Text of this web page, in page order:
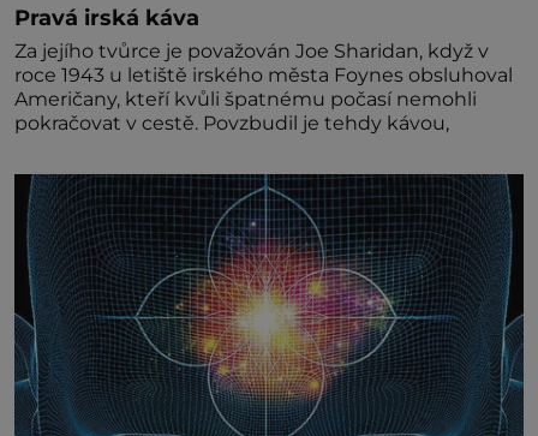
Pravá irská káva
Za jejího tvůrce je považován Joe Sharidan, když v
roce 1943 u letiště irského města Foynes obsluhoval
Američany, kteří kvůli špatnému počasí nemohli
pokračovat v cestě. Povzbudil je tehdy kávou,